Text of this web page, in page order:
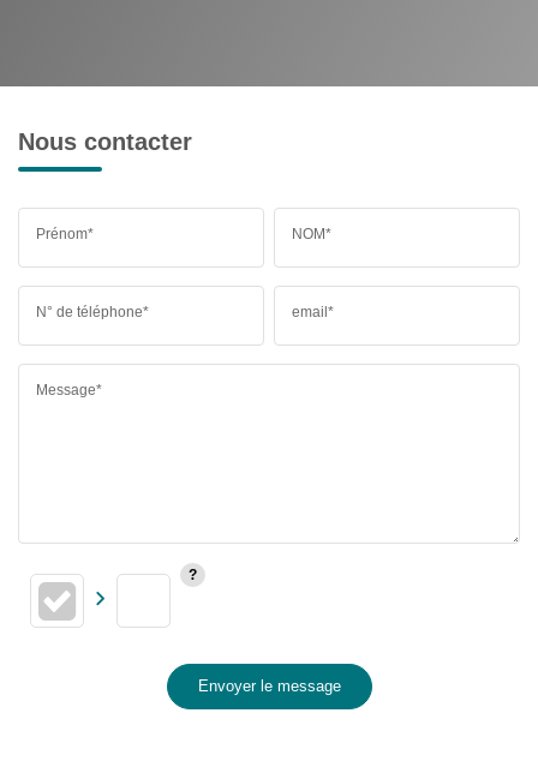
Nous contacter
Prénom* NOM*
N° de téléphone* email*
Message*
Envoyer le message